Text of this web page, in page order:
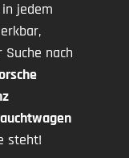
jedem
nach
steht!